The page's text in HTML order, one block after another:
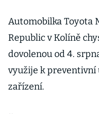
Automobilka Toyota
Republic v Kolíně
dovolenou od 4.
využije k preventivní
zařízení.